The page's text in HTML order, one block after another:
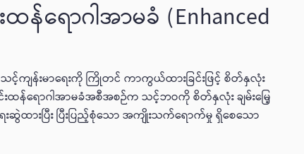
န်ရောဂါအာမခံ (Enhanced
ျန်းမာရေးကို ကြိုတင် ကာကွယ်ထားခြင်းဖြင့် စိတ်နှလုံး
းထန်ရောဂါအာမခံအစီအစဉ်က သင့်ဘဝကို စိတ်နှလုံး ချမ်းမြေ့
ဆွဲထားပြီး ပြီးပြည့်စုံသော အကျိုးသက်ရောက်မှု ရှိစေသော